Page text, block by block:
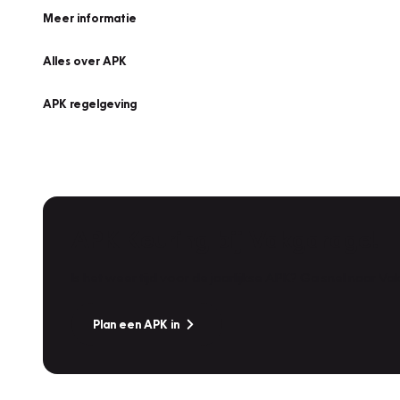
Meer informatie
Alles over APK
APK regelgeving
Plan een APK in